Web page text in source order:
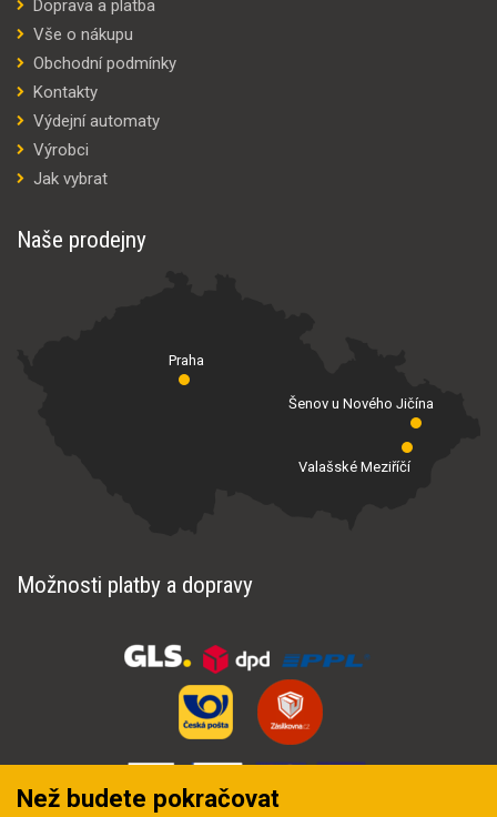
Doprava a platba
Vše o nákupu
Obchodní podmínky
Kontakty
Výdejní automaty
Výrobci
Jak vybrat
Naše prodejny
Praha
Valašské Meziříčí
Šenov u Nového Jičína
Možnosti platby a dopravy
Než budete pokračovat